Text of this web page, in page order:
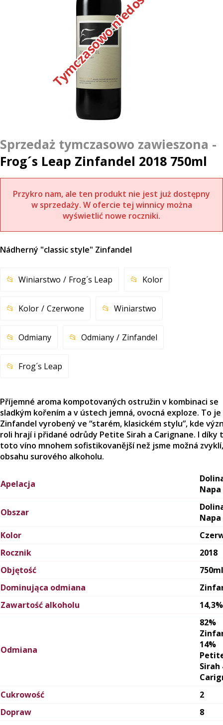
Tymczasowo niedostępne
Frog´s Leap Zinfandel 2018 750ml
Przykro nam, ale ten produkt nie jest już dostępny
w sprzedaży. W ofercie tej winnicy można
wyświetlić nowe roczniki.
Nádherný "classic style" Zinfandel
Winiarstwo Frog´s Leap Kolor
Kolor Czerwone Winiarstwo
Odmiany Odmiany Zinfandel
Frog´s Leap
Apelacja
Napa
Obszar
Napa
Kolor
Rocznik
2018
Objętość
750ml
Dominująca odmiana
Zawartość alkoholu
14,3%
Odmiana
82%
14%
Sirah
Cukrowość
2
Dopraw
8
Příjemné aroma kompotovaných ostružin v kombinaci se
sladkým kořením a v ústech jemná, ovocná exploze. To je
Zinfandel vyrobený ve “starém, klasickém stylu”, kde
roli hrají i přidané odrůdy Petite Sirah a Carignane. I díky
toto víno mnohem sofistikovanější než jsme možná
obsahu surového alkoholu.